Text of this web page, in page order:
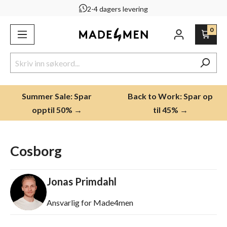
2-4 dagers levering
0
Summer Sale: Spar
opptil 50% →
Back to Work: Spar op
til 45% →
Cosborg
Jonas Primdahl
Ansvarlig for Made4men